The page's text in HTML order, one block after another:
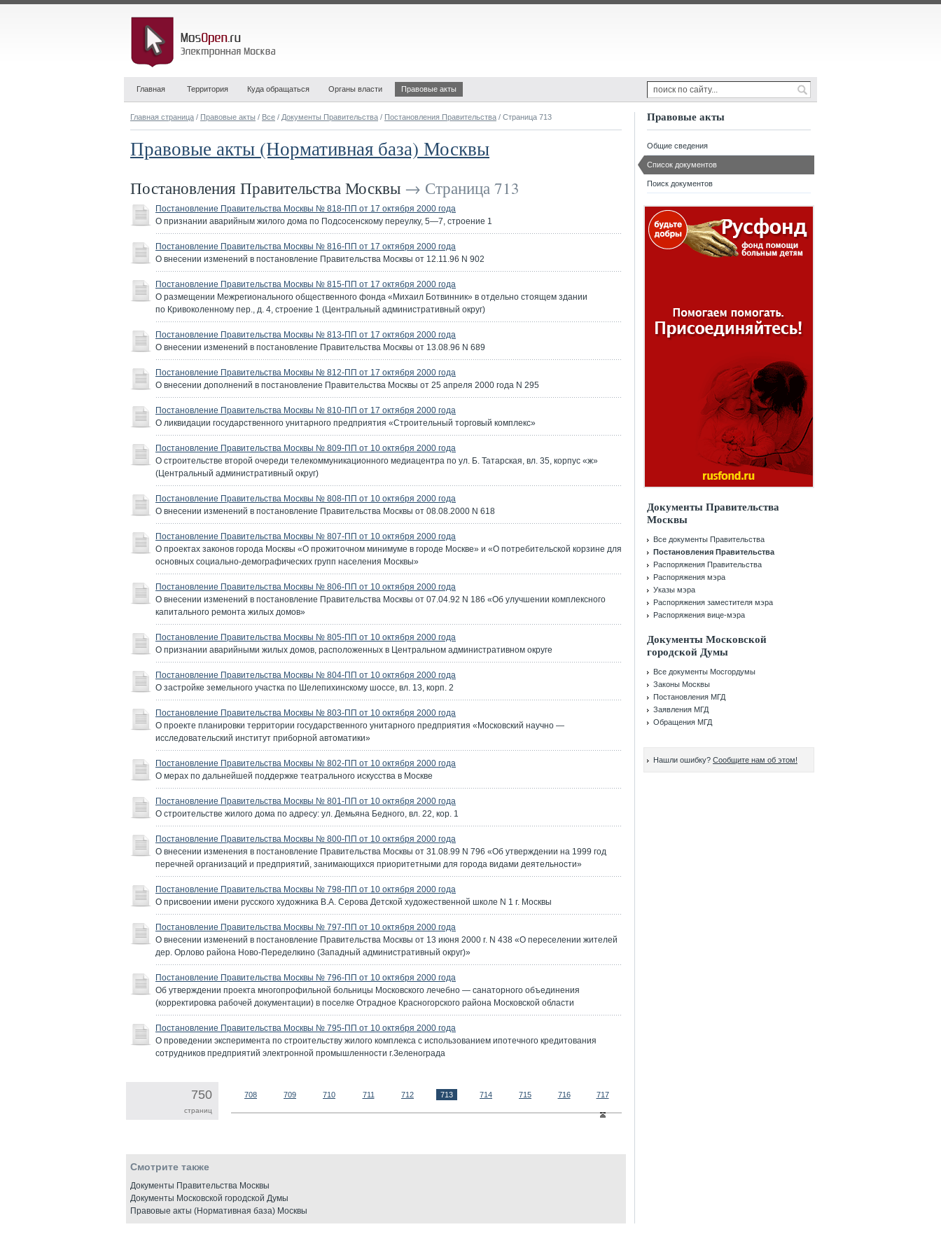
Главная Территория Куда обращаться Органы власти Правовые акты
Главная страница / Правовые акты / Все / Документы Правительства / Постановления Правительства / Страница 713
Правовые акты (Нормативная база) Москвы
Постановления Правительства Москвы → Страница 713
Постановление Правительства Москвы № 818-ПП от 17 октября 2000 года
О признании аварийным жилого дома по Подсосенскому переулку, 5—7, строение 1
Постановление Правительства Москвы № 816-ПП от 17 октября 2000 года
О внесении изменений в постановление Правительства Москвы от 12.11.96 N 902
Постановление Правительства Москвы № 815-ПП от 17 октября 2000 года
О размещении Межрегионального общественного фонда «Михаил Ботвинник» в отдельно стоящем здании
по Кривоколенному пер., д. 4, строение 1 (Центральный административный округ)
Постановление Правительства Москвы № 813-ПП от 17 октября 2000 года
О внесении изменений в постановление Правительства Москвы от 13.08.96 N 689
Постановление Правительства Москвы № 812-ПП от 17 октября 2000 года
О внесении дополнений в постановление Правительства Москвы от 25 апреля 2000 года N 295
Постановление Правительства Москвы № 810-ПП от 17 октября 2000 года
О ликвидации государственного унитарного предприятия «Строительный торговый комплекс»
Постановление Правительства Москвы № 809-ПП от 10 октября 2000 года
О строительстве второй очереди телекоммуникационного медиацентра по ул. Б. Татарская, вл. 35, корпус «ж»
(Центральный административный округ)
Постановление Правительства Москвы № 808-ПП от 10 октября 2000 года
О внесении изменений в постановление Правительства Москвы от 08.08.2000 N 618
Постановление Правительства Москвы № 807-ПП от 10 октября 2000 года
О проектах законов города Москвы «О прожиточном минимуме в городе Москве» и «О потребительской корзине для
основных социально-демографических групп населения Москвы»
Постановление Правительства Москвы № 806-ПП от 10 октября 2000 года
О внесении изменений в постановление Правительства Москвы от 07.04.92 N 186 «Об улучшении комплексного
капитального ремонта жилых домов»
Постановление Правительства Москвы № 805-ПП от 10 октября 2000 года
О признании аварийными жилых домов, расположенных в Центральном административном округе
Постановление Правительства Москвы № 804-ПП от 10 октября 2000 года
О застройке земельного участка по Шелепихинскому шоссе, вл. 13, корп. 2
Постановление Правительства Москвы № 803-ПП от 10 октября 2000 года
О проекте планировки территории государственного унитарного предприятия «Московский научно —
исследовательский институт приборной автоматики»
Постановление Правительства Москвы № 802-ПП от 10 октября 2000 года
О мерах по дальнейшей поддержке театрального искусства в Москве
Постановление Правительства Москвы № 801-ПП от 10 октября 2000 года
О строительстве жилого дома по адресу: ул. Демьяна Бедного, вл. 22, кор. 1
Постановление Правительства Москвы № 800-ПП от 10 октября 2000 года
О внесении изменения в постановление Правительства Москвы от 31.08.99 N 796 «Об утверждении на 1999 год
перечней организаций и предприятий, занимающихся приоритетными для города видами деятельности»
Постановление Правительства Москвы № 798-ПП от 10 октября 2000 года
О присвоении имени русского художника В.А. Серова Детской художественной школе N 1 г. Москвы
Постановление Правительства Москвы № 797-ПП от 10 октября 2000 года
О внесении изменений в постановление Правительства Москвы от 13 июня 2000 г. N 438 «О переселении жителей
дер. Орлово района Ново-Переделкино (Западный административный округ)»
Постановление Правительства Москвы № 796-ПП от 10 октября 2000 года
Об утверждении проекта многопрофильной больницы Московского лечебно — санаторного объединения
(корректировка рабочей документации) в поселке Отрадное Красногорского района Московской области
Постановление Правительства Москвы № 795-ПП от 10 октября 2000 года
О проведении эксперимента по строительству жилого комплекса с использованием ипотечного кредитования
сотрудников предприятий электронной промышленности г.Зеленограда
750
страниц
708 709 710 711 712 713 714 715 716 717
Смотрите также
Документы Правительства Москвы
Документы Московской городской Думы
Правовые акты (Нормативная база) Москвы
Правовые акты
Общие сведения
Список документов
Поиск документов
Документы Правительства
Москвы
Все документы Правительства
Постановления Правительства
Распоряжения Правительства
Распоряжения мэра
Указы мэра
Распоряжения заместителя мэра
Распоряжения вице-мэра
Документы Московской
городской Думы
Все документы Мосгордумы
Законы Москвы
Постановления МГД
Заявления МГД
Обращения МГД
Нашли ошибку? Сообщите нам об этом!